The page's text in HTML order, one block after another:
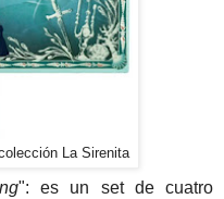
La Sirenita
": es un set de cuatro